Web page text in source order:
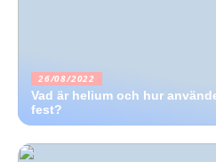
26/08/2022
Vad är helium och hur
fest?